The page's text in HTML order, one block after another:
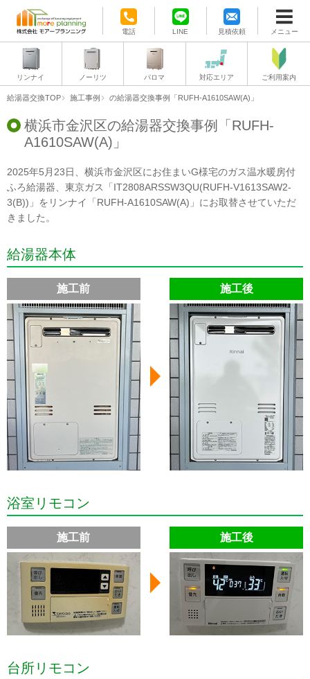
電話 LINE 見積依頼 メニュー
リンナイ ノーリツ パロマ 対応エリア ご利用案内
給湯器交換TOP 施工事例 の給湯器交換事例「RUFH-A1610SAW(A)」
横浜市金沢区の給湯器交換事例「RUFH-
A1610SAW(A)」
2025年5月23日、横浜市金沢区にお住まいG様宅のガス温水暖房付
ふろ給湯器、東京ガス「IT2808ARSSW3QU(RUFH-V1613SAW2-
3(B))」をリンナイ「RUFH-A1610SAW(A)」にお取替させていただ
きました。
給湯器本体
施工前 施工後
浴室リモコン
施工前 施工後
台所リモコン